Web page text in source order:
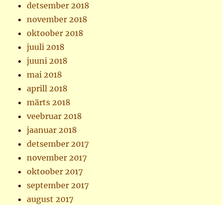
detsember 2018
november 2018
oktoober 2018
juuli 2018
juuni 2018
mai 2018
aprill 2018
märts 2018
veebruar 2018
jaanuar 2018
detsember 2017
november 2017
oktoober 2017
september 2017
august 2017